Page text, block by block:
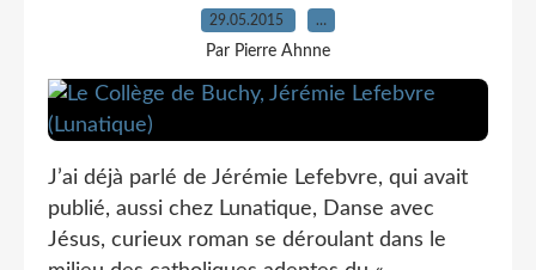
29.05.2015 …
Par Pierre Ahnne
J’ai déjà parlé de Jérémie Lefebvre, qui avait
publié, aussi chez Lunatique, Danse avec
Jésus, curieux roman se déroulant dans le